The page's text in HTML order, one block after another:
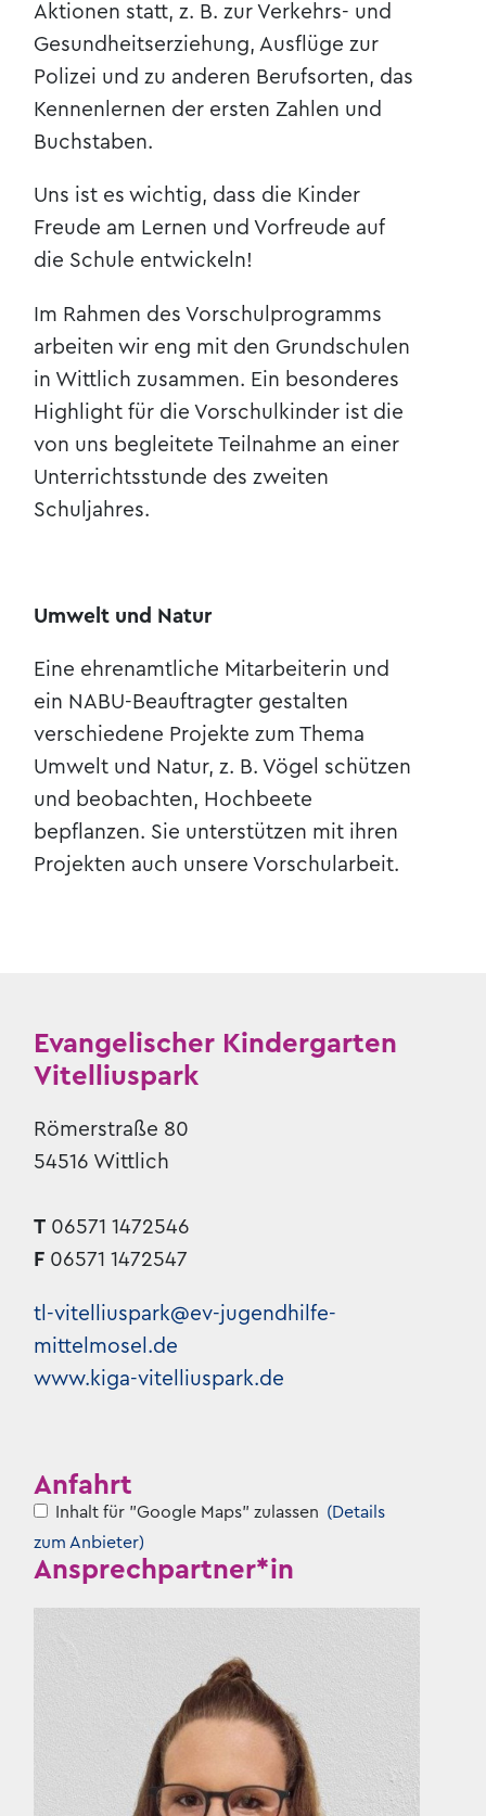
Aktionen statt, z. B. zur Verkehrs- und
Gesundheitserziehung, Ausflüge zur
Polizei und zu anderen Berufsorten, das
Kennenlernen der ersten Zahlen und
Buchstaben.
Uns ist es wichtig, dass die Kinder
Freude am Lernen und Vorfreude auf
die Schule entwickeln!
Im Rahmen des Vorschulprogramms
arbeiten wir eng mit den Grundschulen
in Wittlich zusammen. Ein besonderes
Highlight für die Vorschulkinder ist die
von uns begleitete Teilnahme an einer
Unterrichtsstunde des zweiten
Schuljahres.
Umwelt und Natur
Eine ehrenamtliche Mitarbeiterin und
ein NABU-Beauftragter gestalten
verschiedene Projekte zum Thema
Umwelt und Natur, z. B. Vögel schützen
und beobachten, Hochbeete
bepflanzen. Sie unterstützen mit ihren
Projekten auch unsere Vorschularbeit.
Evangelischer Kindergarten
Vitelliuspark
Römerstraße 80
54516 Wittlich
T 06571 1472546
F 06571 1472547
tl-vitelliuspark@ev-jugendhilfe-
mittelmosel.de
www.kiga-vitelliuspark.de
Anfahrt
Inhalt für "Google Maps" zulassen (Details
zum Anbieter)
Ansprechpartner*in